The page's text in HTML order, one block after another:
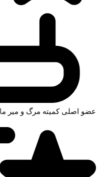
عضو اصلی کمیته مرگ و میر